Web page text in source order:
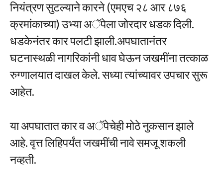
नियंत्रण सुटल्याने कारने (एमएच २८ आर ८७६
क्रमांकाच्या) उभ्या अॅपेला जोरदार धडक दिली.
धडकेनंतर कार पलटी झाली.अपघातानंतर
घटनास्थळी नागरिकांनी धाव घेऊन जखमींना तत्काळ
रुग्णालयात दाखल केले. सध्या त्यांच्यावर उपचार सुरू
आहेत.
या अपघातात कार व अॅपेचेही मोठे नुकसान झाले
आहे. वृत्त लिहिपर्यंत जखमींची नावे समजू शकली
नव्हती.